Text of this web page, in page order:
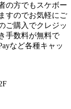
の方でもスケボー
すのでお気軽にご
ご購入でクレジッ
手数料が無料で
など各種キャッ